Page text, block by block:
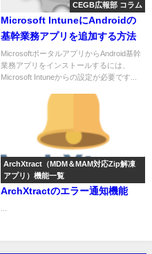
CEGB広報部 コラム
Microsoft IntuneにAndroidの
基幹業務アプリを追加する方法
MicrosoftポータルアプリからAndroid基幹
業務アプリをインストールするには、
Microsoft Intuneからの設定が必要です...
ArchXtract（MDM＆MAM対応Zip解凍
アプリ）機能一覧
ArchXtractのエラー通知機能